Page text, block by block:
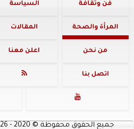
فن وثقافة السياسة
المرأة والصحة المقالات
من نحن اعلن معنا
اتصل بنا 

جميع الحقوق محفوظة ©